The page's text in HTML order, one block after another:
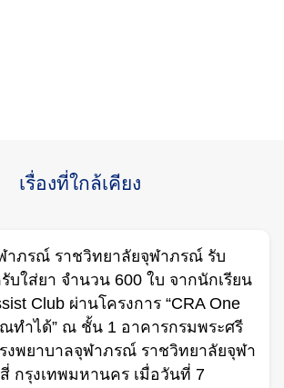
เรื่องที่ใกล้เคียง
าภรณ์ ราชวิทยาลัยจุฬาภรณ์ รับ
บใส่ยา จำนวน 600 ใบ จากนักเรียน
Club ผ่านโครงการ “CRA One
ทำได้” ณ ชั้น 1 อาคารกรมพระศรี
งพยาบาลจุฬาภรณ์ ราชวิทยาลัยจุฬา
กรุงเทพมหานคร เมื่อวันที่ 7